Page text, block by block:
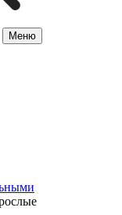
Меню